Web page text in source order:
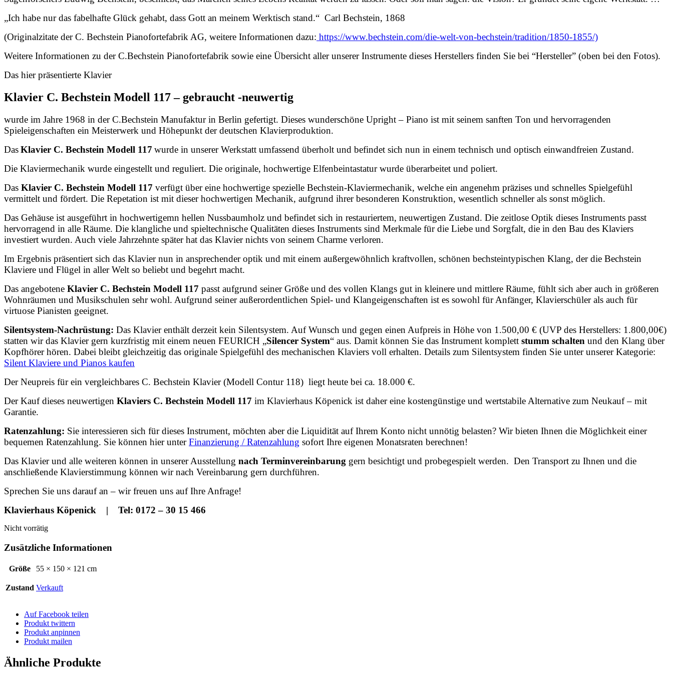
„Ich habe nur das fabelhafte Glück gehabt, dass Gott an meinem Werktisch stand.“ Carl Bechstein, 1868
(Originalzitate der C. Bechstein Pianofortefabrik AG, weitere Informationen dazu: https://www.bechstein.com/die-welt-von-bechstein/tradition/1850-1855/)
Weitere Informationen zu der C.Bechstein Pianofortefabrik sowie eine Übersicht aller unserer Instrumente dieses Herstellers finden Sie bei “Hersteller” (oben bei den Fotos).
Das hier präsentierte Klavier
Klavier C. Bechstein Modell 117 – gebraucht -neuwertig
wurde im Jahre 1968 in der C.Bechstein Manufaktur in Berlin gefertigt. Dieses wunderschöne Upright – Piano ist mit seinem sanften Ton und hervorragenden
Spieleigenschaften ein Meisterwerk und Höhepunkt der deutschen Klavierproduktion.
DasKlavier C. Bechstein Modell 117 wurde in unserer Werkstatt umfassend überholt und befindet sich nun in einem technisch und optisch einwandfreien Zustand.
Die Klaviermechanik wurde eingestellt und reguliert. Die originale, hochwertige Elfenbeintastatur wurde überarbeitet und poliert.
Das Klavier C. Bechstein Modell 117 verfügt über eine hochwertige spezielle Bechstein-Klaviermechanik, welche ein angenehm präzises und schnelles Spielgefühl
vermittelt und fördert. Die Repetation ist mit dieser hochwertigen Mechanik, aufgrund ihrer besonderen Konstruktion, wesentlich schneller als sonst möglich.
Das Gehäuse ist ausgeführt in hochwertigemn hellen Nussbaumholz und befindet sich in restauriertem, neuwertigen Zustand. Die zeitlose Optik dieses Instruments passt
hervorragend in alle Räume. Die klangliche und spieltechnische Qualitäten dieses Instruments sind Merkmale für die Liebe und Sorgfalt, die in den Bau des Klaviers
investiert wurden. Auch viele Jahrzehnte später hat das Klavier nichts von seinem Charme verloren.
Im Ergebnis präsentiert sich das Klavier nun in ansprechender optik und mit einem außergewöhnlich kraftvollen, schönen bechsteintypischen Klang, der die Bechstein
Klaviere und Flügel in aller Welt so beliebt und begehrt macht.
Das angebotene Klavier C. Bechstein Modell 117 passt aufgrund seiner Größe und des vollen Klangs gut in kleinere und mittlere Räume, fühlt sich aber auch in größeren
Wohnräumen und Musikschulen sehr wohl. Aufgrund seiner außerordentlichen Spiel- und Klangeigenschaften ist es sowohl für Anfänger, Klavierschüler als auch für
virtuose Pianisten geeignet.
Silentsystem-Nachrüstung: Das Klavier enthält derzeit kein Silentsystem. Auf Wunsch und gegen einen Aufpreis in Höhe von 1.500,00 € (UVP des Herstellers: 1.800,00€)
statten wir das Klavier gern kurzfristig mit einem neuen FEURICH „Silencer System“ aus. Damit können Sie das Instrument komplett stumm schalten und den Klang über
Kopfhörer hören. Dabei bleibt gleichzeitig das originale Spielgefühl des mechanischen Klaviers voll erhalten. Details zum Silentsystem finden Sie unter unserer Kategorie:
Silent Klaviere und Pianos kaufen
Der Neupreis für ein vergleichbares C. Bechstein Klavier (Modell Contur 118) liegt heute bei ca. 18.000 €.
Der Kauf dieses neuwertigen Klaviers C. Bechstein Modell 117 im Klavierhaus Köpenick ist daher eine kostengünstige und wertstabile Alternative zum Neukauf – mit
Garantie.
Ratenzahlung: Sie interessieren sich für dieses Instrument, möchten aber die Liquidität auf Ihrem Konto nicht unnötig belasten? Wir bieten Ihnen die Möglichkeit einer
bequemen Ratenzahlung. Sie können hier unterFinanzierung / Ratenzahlung sofort Ihre eigenen Monatsraten berechnen!
Das Klavier und alle weiteren können in unserer Ausstellung nach Terminvereinbarung gern besichtigt und probegespielt werden. Den Transport zu Ihnen und die
anschließende Klavierstimmung können wir nach Vereinbarung gern durchführen.
Sprechen Sie uns darauf an – wir freuen uns auf Ihre Anfrage!
Klavierhaus Köpenick | Tel: 0172 – 30 15 466
Nicht vorrätig
Zusätzliche Informationen
Größe 55 × 150 × 121 cm
Zustand Verkauft
Auf Facebook teilen
Produkt twittern
Produkt anpinnen
Produkt mailen
Ähnliche Produkte